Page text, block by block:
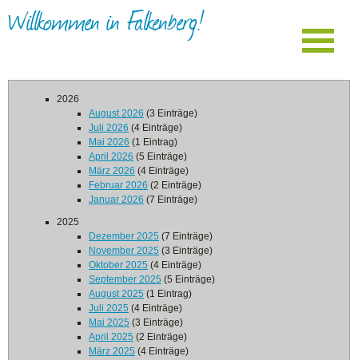
Willkommen in Falkenberg!
2026
August 2026 (3 Einträge)
Juli 2026 (4 Einträge)
Mai 2026 (1 Eintrag)
April 2026 (5 Einträge)
März 2026 (4 Einträge)
Februar 2026 (2 Einträge)
Januar 2026 (7 Einträge)
2025
Dezember 2025 (7 Einträge)
November 2025 (3 Einträge)
Oktober 2025 (4 Einträge)
September 2025 (5 Einträge)
August 2025 (1 Eintrag)
Juli 2025 (4 Einträge)
Mai 2025 (3 Einträge)
April 2025 (2 Einträge)
März 2025 (4 Einträge)